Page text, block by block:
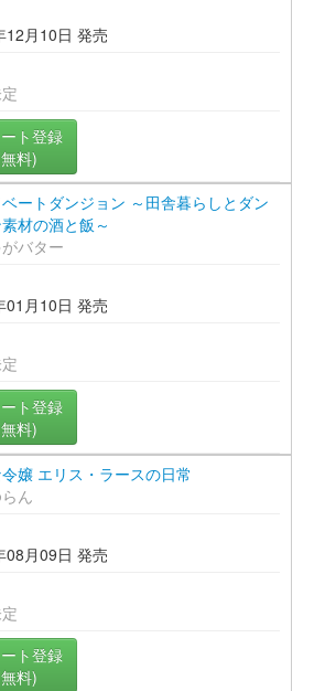
12月10日 発売
ト登録
料)
ートダンジョン ～田舎暮らしとダン
材の酒と飯～
がバター
01月10日 発売
ト登録
料)
嬢 エリス・ラースの日常
ん
08月09日 発売
ト登録
料)